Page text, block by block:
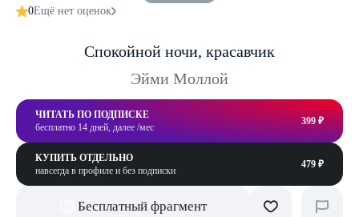
0Ещё нет оценок
Спокойной ночи, красавчик
Эйми Моллой
ЧИТАТЬ ПО ПОДПИСКЕ
бесплатно 14 дней, далее /мес
399 ₽
КУПИТЬ ОТДЕЛЬНО
навсегда в профиле и без подписки
479 ₽
Бесплатный фрагмент